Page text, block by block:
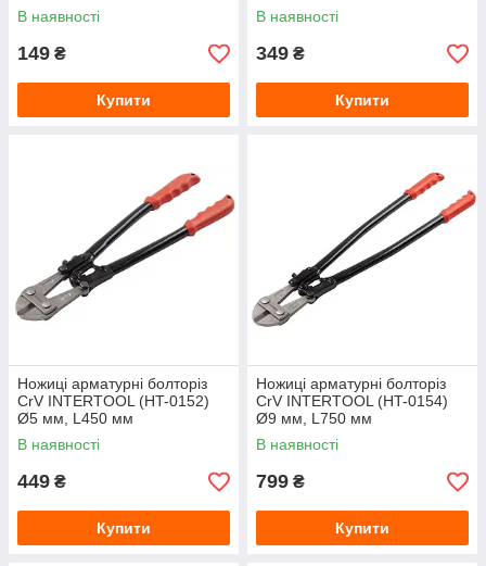
В наявності
149 ₴
Купити
В наявності
349 ₴
Купити
Ножиці арматурні болторіз
CrV INTERTOOL (HT-0152)
Ø5 мм, L450 мм
В наявності
449 ₴
Купити
Ножиці арматурні болторіз
CrV INTERTOOL (HT-0154)
Ø9 мм, L750 мм
В наявності
799 ₴
Купити